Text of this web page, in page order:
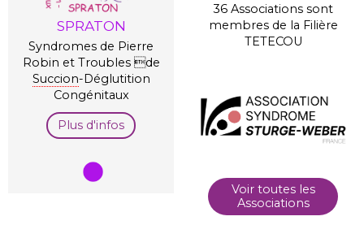
SPRATON
Syndromes de Pierre
Robin et Troubles de
Succion-Déglutition
Congénitaux
Plus d'infos
36 Associations sont
membres de la Filière
TETECOU
Voir toutes les
Associations